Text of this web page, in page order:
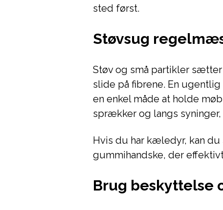
sted først.
Støvsug
Støv og små partikler
slide på fibrene. En
en enkel måde at holde
sprækker og langs
Hvis du har kæledyr, kan
gummihandske, der
Brug beskyttelse